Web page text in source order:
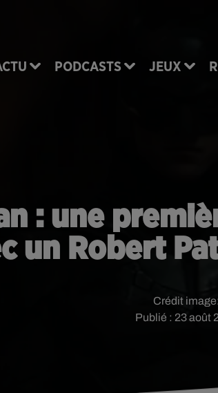
PODCASTS JEUX
: une
un Robert
Publié : 23 août
Crédit image: